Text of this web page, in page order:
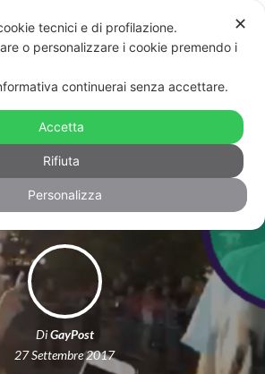
di matrimonio del dj al
“Lascerei mio marito
per te!”
DiGayPost
27 Settembre 2017
✕
tecnici e di profilazione.
o personalizzare i cookie premendo i
continuerai senza accettare.
Accetta
Rifiuta
Personalizza